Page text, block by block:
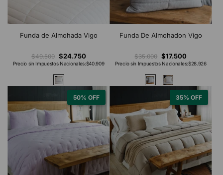
Funda de Almohada Vigo
$49.500 $24.750
Precio sin Impuestos Nacionales:$40.909
Funda De Almohadon Vigo
$35.000 $17.500
Precio sin Impuestos Nacionales:$28.926
50% OFF 35% OFF